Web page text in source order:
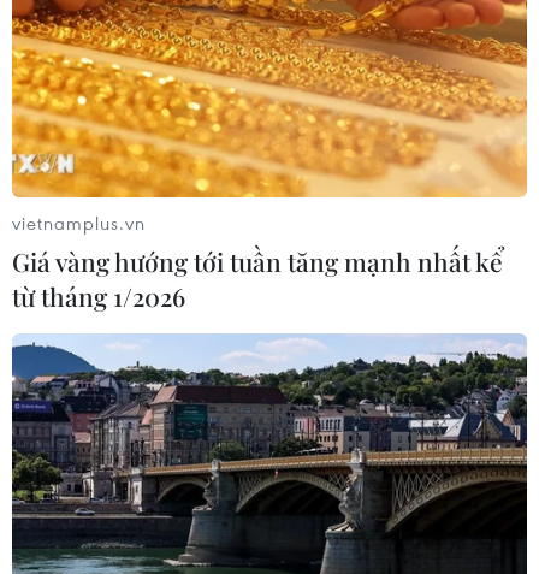
kết xuất trên hệ thống kỹ thuật hơn được hơn 12 triệu
thuê bao có dấu hiệu kích hoạt sẵn
vietnamplus.vn
Giá vàng hướng tới tuần tăng mạnh nhất kể
từ tháng 1/2026